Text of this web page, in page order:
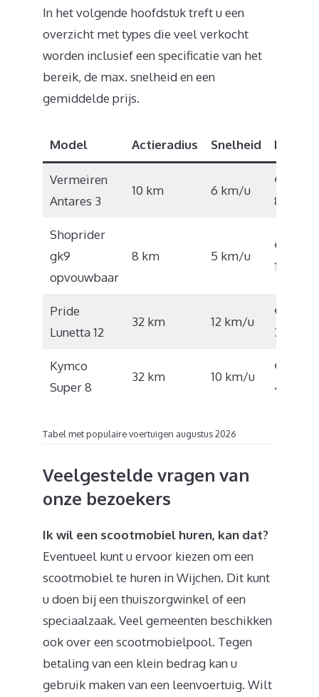
In het volgende hoofdstuk treft u een
overzicht met types die veel verkocht
worden inclusief een specificatie van het
bereik, de max. snelheid en een
gemiddelde prijs.
Model Actieradius Snelheid Prijs
Vermeiren
Antares 3
10 km 6 km/u
€
842
Shoprider
gk9
opvouwbaar
8 km 5 km/u
€
1.686
Pride
Lunetta 12
32 km 12 km/u
€
3.200
Kymco
Super 8
32 km 10 km/u
€
4.303
Tabel met populaire voertuigen augustus 2026
Veelgestelde vragen van
onze bezoekers
Ik wil een scootmobiel huren, kan dat?
Eventueel kunt u ervoor kiezen om een
scootmobiel te huren in Wijchen. Dit kunt
u doen bij een thuiszorgwinkel of een
speciaalzaak. Veel gemeenten beschikken
ook over een scootmobielpool. Tegen
betaling van een klein bedrag kan u
gebruik maken van een leenvoertuig. Wilt